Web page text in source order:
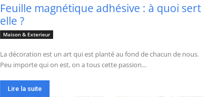
Feuille magnétique adhésive : à quoi sert
elle ?
Maison & Exterieur
La décoration est un art qui est planté au fond de chacun de nous.
Peu importe qui on est, on a tous cette passion...
Lire la suite